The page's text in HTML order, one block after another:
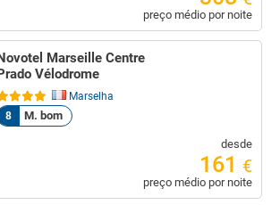
preço médio por noite
Marseille Centre
Vélodrome
Marselha
8
M. bom
desde
161 €
preço médio por noite